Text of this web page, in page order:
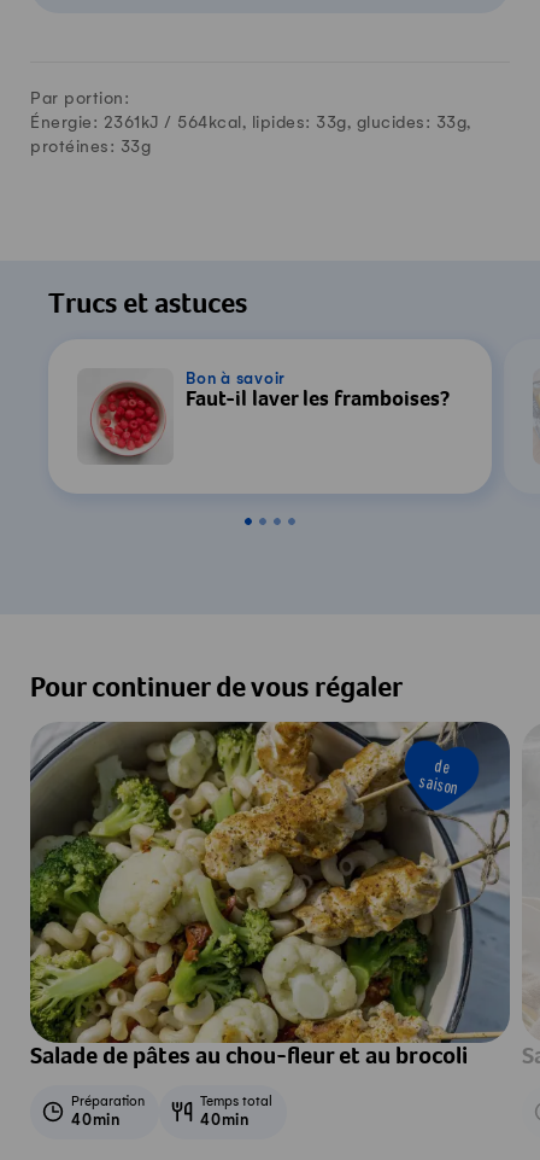
Par portion:
Énergie: 2361kJ / 564 kcal, lipides: 33g, glucides: 33g,
protéines: 33g
Trucs et astuces
Bon à savoir
Faut-il laver les framboises?
Pour continuer de vous régaler
de
saison
Salade de pâtes au chou-fleur et au brocoli
Préparation
40min
Temps total
40min